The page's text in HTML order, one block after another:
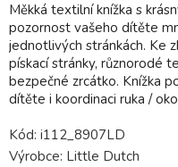
Měkká textilní knížka s
pozornost vašeho dítěte
jednotlivých stránkách. Ke
pískací stránky, různorodé
bezpečné zrcátko. Knížka
dítěte i koordinaci ruka /
Kód: i112_8907LD
Výrobce: Little Dutch